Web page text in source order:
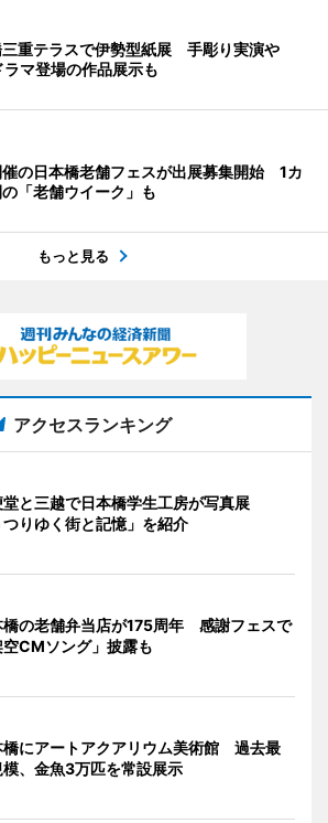
三重テラスで伊勢型紙展 手彫り実演や
マ登場の作品展示も
の日本橋老舗フェスが出展募集開始 1カ
の「老舗ウイーク」も
もっと見る
アクセスランキング
堂と三越で日本橋学生工房が写真展
つりゆく街と記憶」を紹介
橋の老舗弁当店が175周年 感謝フェスで
空CMソング」披露も
橋にアートアクアリウム美術館 過去最
模、金魚3万匹を常設展示